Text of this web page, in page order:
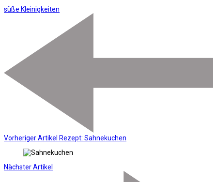
süße Kleinigkeiten
Vorheriger Artikel Rezept: Sahnekuchen
Nächster Artikel